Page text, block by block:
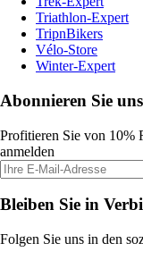
Triathlon-Expert
TripnBikers
Vélo-Store
Winter-Expert
Abonnieren Sie
Profitieren Sie von 10%
anmelden
Bleiben Sie in
Folgen Sie uns in den